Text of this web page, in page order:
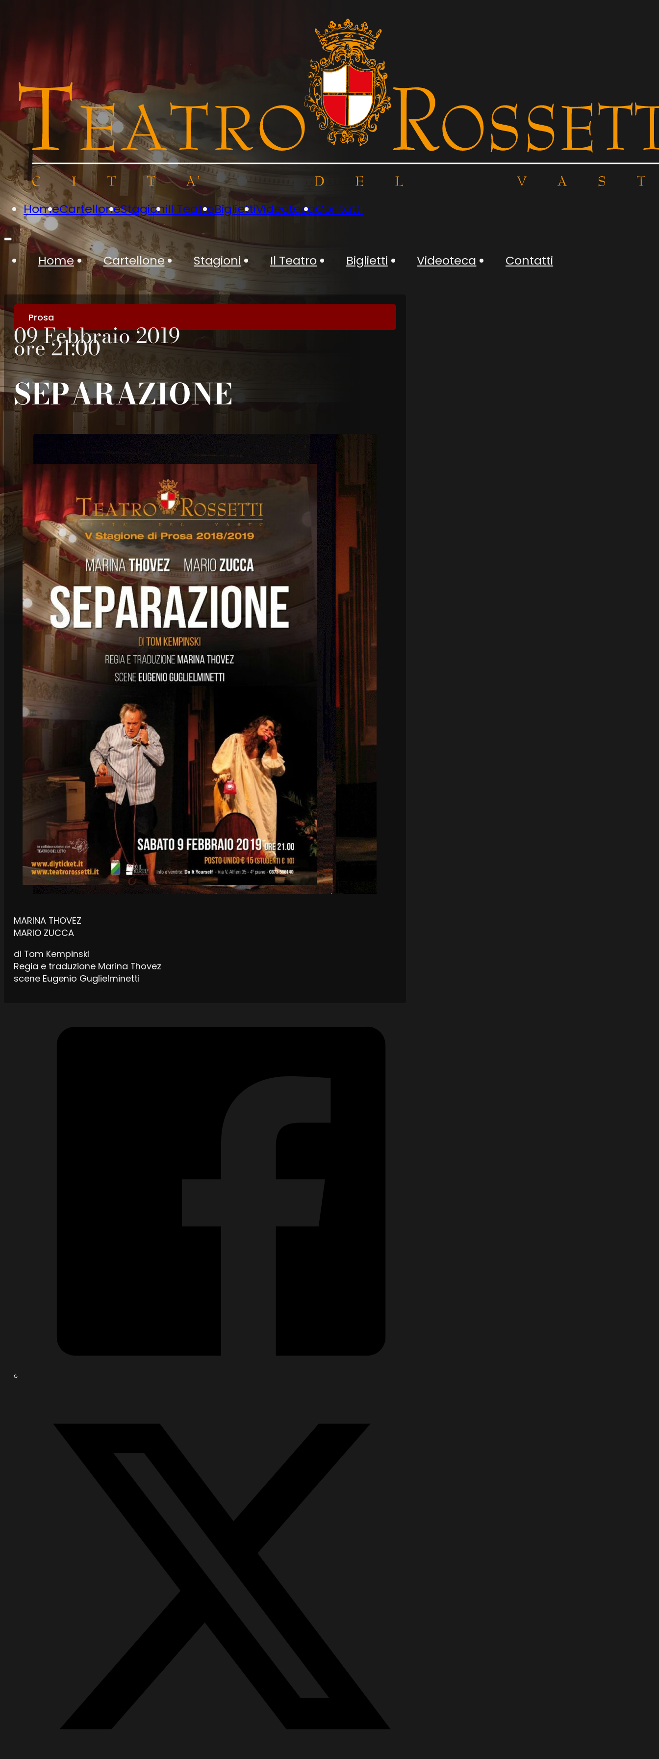
HomeCartelloneStagioniIl TeatroBigliettiVideotecaContatti
Home Cartellone Stagioni Il Teatro Biglietti Videoteca Contatti
Prosa
09 Febbraio 2019
ore 21:00
SEPARAZIONE
MARINA THOVEZ
MARIO ZUCCA
di Tom Kempinski
Regia e traduzione Marina Thovez
scene Eugenio Guglielminetti